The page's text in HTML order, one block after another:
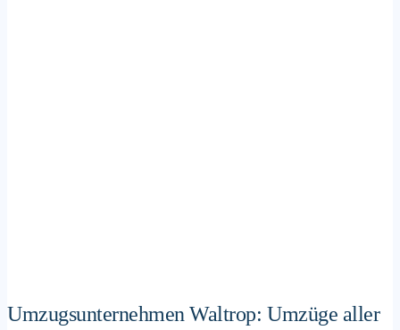
Umzugsunternehmen Waltrop: Umzüge aller